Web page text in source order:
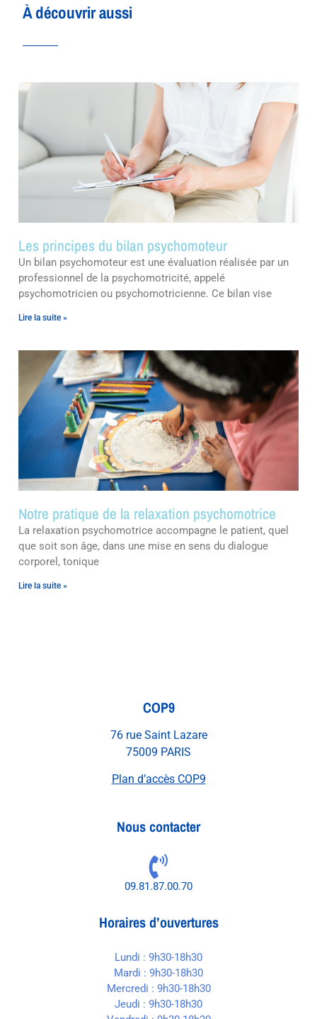
À découvrir aussi
Les principes du bilan psychomoteur
Un bilan psychomoteur est une évaluation réalisée par un
professionnel de la psychomotricité, appelé
psychomotricien ou psychomotricienne. Ce bilan vise
Lire la suite »
Notre pratique de la relaxation psychomotrice
La relaxation psychomotrice accompagne le patient, quel
que soit son âge, dans une mise en sens du dialogue
corporel, tonique
Lire la suite »
COP9
76 rue Saint Lazare
75009 PARIS
Plan d’accès COP9
Nous contacter
09.81.87.00.70
Horaires d’ouvertures
Lundi : 9h30-18h30
Mardi : 9h30-18h30
Mercredi : 9h30-18h30
Jeudi : 9h30-18h30